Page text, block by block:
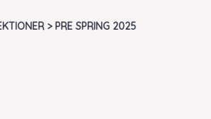
> PRE SPRING 2025